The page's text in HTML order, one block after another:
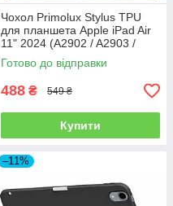
Чохол Primolux Stylus TPU
для планшета Apple iPad Air
11" 2024 (A2902 / A2903 /
A2904) - Blue
Готово до відправки
488 ₴ 549 ₴
Купити
–11%